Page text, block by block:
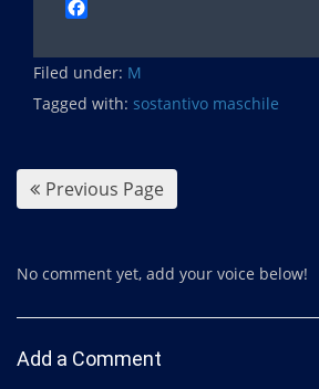
c
e
b
Filed under: M
Tagged with: sostantivo maschile
Previous Page
No comment yet, add your voice below!
Add a Comment